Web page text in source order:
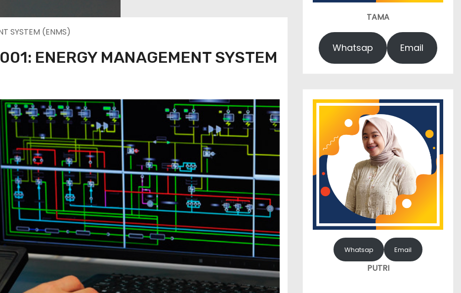
SYSTEM (ENMS)
ENERGY MANAGEMENT SYSTEM
TAMA
Whatsap Email
Whatsap Email
PUTRI